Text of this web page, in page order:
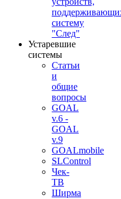
систему
"След"
Устаревшие
системы
Статьи
и
общие
вопросы
GOAL
v.6 -
GOAL
v.9
GOALmobile
SLControl
Чек-
ТВ
Ширма